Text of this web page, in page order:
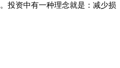
投资中有一种理念就是：减少损